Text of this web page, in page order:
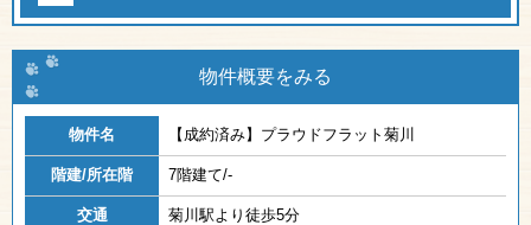
物件概要をみる
物件名 【成約済み】 プラウドフラット菊川
階建/所在階 7階建て/-
交通 菊川駅より徒歩5分